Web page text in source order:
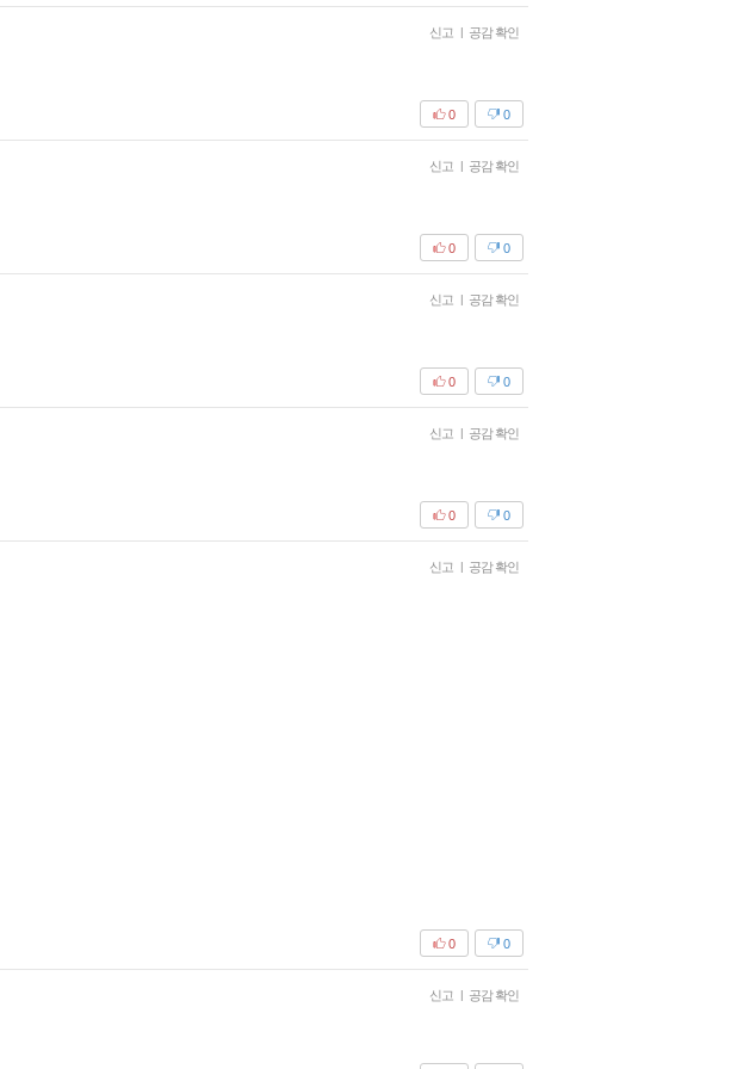
신고 | 공감 확인
0
0
신고 | 공감 확인
0
0
신고 | 공감 확인
0
0
신고 | 공감 확인
0
0
신고 | 공감 확인
0
0
신고 | 공감 확인